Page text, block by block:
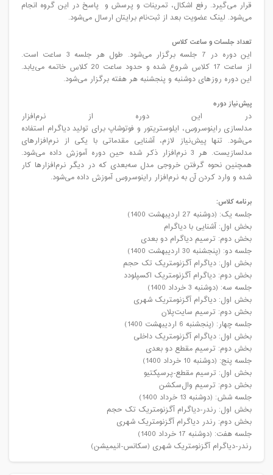
قرار می‌گیرد. رفع اشکال، تمرینات و پرسش و پاسخ در این گروه انجام
می‌شود. لینک عضویت بعد از ثبت‌نام برایتان ارسال می‌شود.
تعداد جلسات و ساعت کلاس
این دوره در 7 جلسه برگزار می‌شود. طول هر جلسه 3 ساعت است.
از ساعت 17 کلاس شروع شده و حدود ساعت 20 کلاس خاتمه می‌یابد.
این دوره روز‌های دوشنبه و پنجشنبه هر هفته برگزار می‌شود.
پیش‌نیاز دوره
در این دوره از نرم‌افزار
مدلسازی راینوسروس، ایلوستریتور و فوتوشاپ برای تولید دیاگرام استفاده
می‌شود. تنها پیش‌نیاز لازم، آشنایی مقدماتی با یکی از نرم‌افزار‌های
مدلسازیست. هر 3 نرم‌افزار ذکر شده حین دوره آموزش داده می‌شود.
همچنین نحوه گرفتن خروجی مدل سه‌بعدی که در دیگر نرم‌افزارها کار
شده و وارد کردن آن به نرم‌افزار راینوسروس آموزش داده می‌شود.
برنامه کلاس:
جلسه یک: (دوشنبه 27 اردیبهشت 1400)
بخش اول: آشنایی با دیاگرام
بخش دوم: ترسیم دیاگرام دو بعدی
جلسه دو: (پنجشنبه 30 اردیبهشت 1400)
بخش اول: دیاگرام آگزنومتریک تک حجم
بخش دوم: دیاگرام آگزنومتریک اکسپلودد
جلسه سه: (دوشنبه 3 خرداد 1400)
بخش اول: دیاگرام آگزنومتریک شهری
بخش دوم: ترسیم سایت‌پلان
جلسه چهار: (پنجشنبه 6 اردیبهشت 1400)
بخش اول: دیاگرام آگزنومتریک داخلی
بخش دوم: ترسیم مقطع دو بعدی
جلسه پنج: (دوشنبه 10 خرداد 1400)
بخش اول: ترسیم مقطع-پرسپکتیو
بخش دوم: ترسیم وال‌سکشن
جلسه شش: (دوشنبه 13 خرداد 1400)
بخش اول: رندر-دیاگرام آگزنومتریک تک حجم
بخش دوم: رندر دیاگرام آگزنومتریک شهری
جلسه هفت: (دوشنبه 17 خرداد 1400)
رندر-دیاگرام آگزنومتریک شهری (سکانس-انیمیشن)